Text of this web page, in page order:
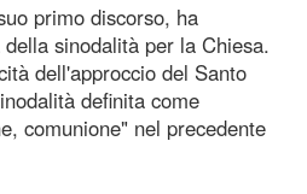
primo discorso, ha
sinodalità per la Chiesa.
dell'approccio del Santo
definita come
comunione" nel precedente